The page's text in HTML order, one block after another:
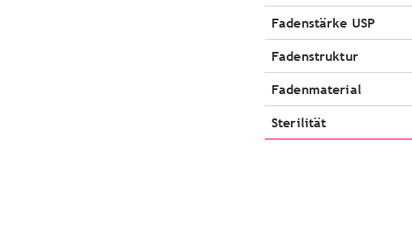
Fadenstärke USP
Fadenstruktur
Fadenmaterial
Sterilität